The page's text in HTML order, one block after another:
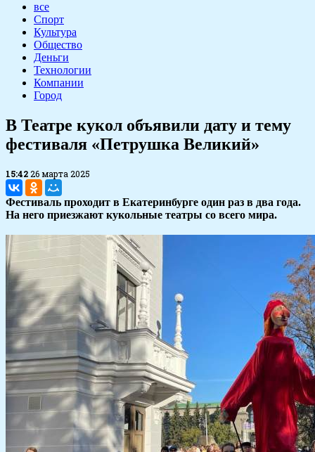
все
Спорт
Культура
Общество
Деньги
Технологии
Компании
Город
​В Театре кукол объявили дату и тему
фестиваля «Петрушка Великий»
15:4226 марта 2025
Фестиваль проходит в Екатеринбурге один раз в два года.
На него приезжают кукольные театры со всего мира.